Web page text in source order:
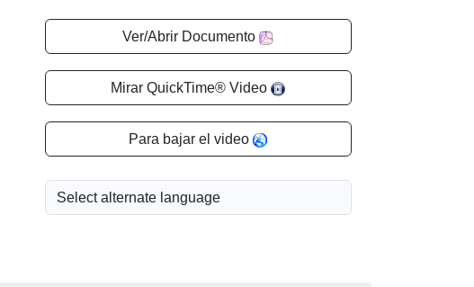
Ver/Abrir Documento
Mirar QuickTime® Video
Para bajar el video